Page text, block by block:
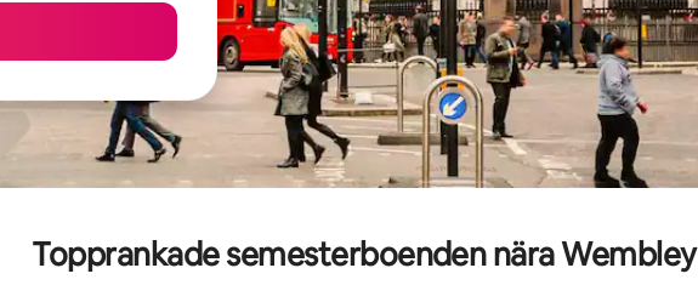
Topprankade semesterboenden nära